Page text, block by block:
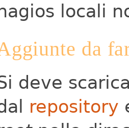
locali
da
deve
repository